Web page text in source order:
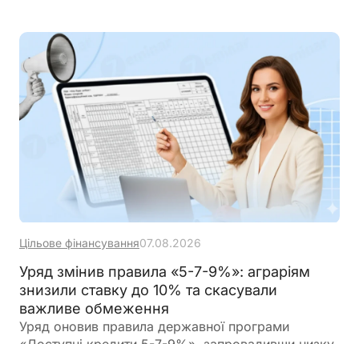
Цільове фінансування07.08.2026
Уряд змінив правила «5-7-9%»: аграріям
знизили ставку до 10% та скасували
важливе обмеження
Уряд оновив правила державної програми